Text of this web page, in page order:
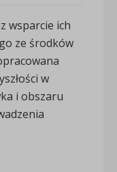
wsparcie ich
ze środków
w
i obszaru